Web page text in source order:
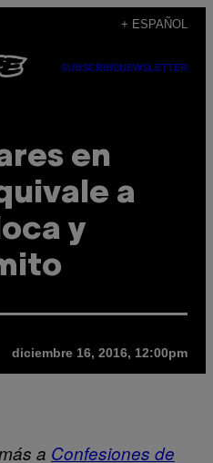
+ ESPAÑOL
SUBSCRIBENEWSLETTER
en
a
y
diciembre 16, 2016, 12:00pm
a Confesiones de